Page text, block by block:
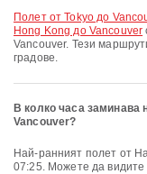
полет от Tokyo до
Hong Kong до Vancouver
Vancouver. Тези
градове.
В колко часа заминава
Vancouver?
Най-ранният полет от Hamilton до Vancouver с Porter Airlines излита в
07:25. Можете да видите